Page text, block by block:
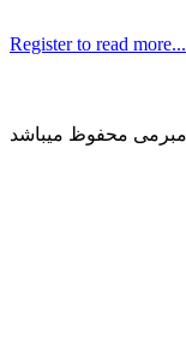
Register to read more...